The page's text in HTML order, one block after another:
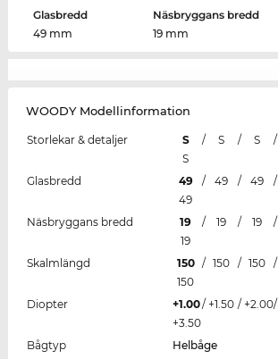
Glasbredd
49 mm
Näsbryggans bredd
19 mm
WOODY Modellinformation
Storlekar & detaljer S / S / S /
S
Glasbredd
49 / 49 / 49 /
49
Näsbryggans bredd
19 / 19 / 19 /
19
Skalmlängd
150 / 150 / 150 /
150
Diopter
+1.00/ +1.50 / +2.00/
+3.50
Bågtyp
Helbåge